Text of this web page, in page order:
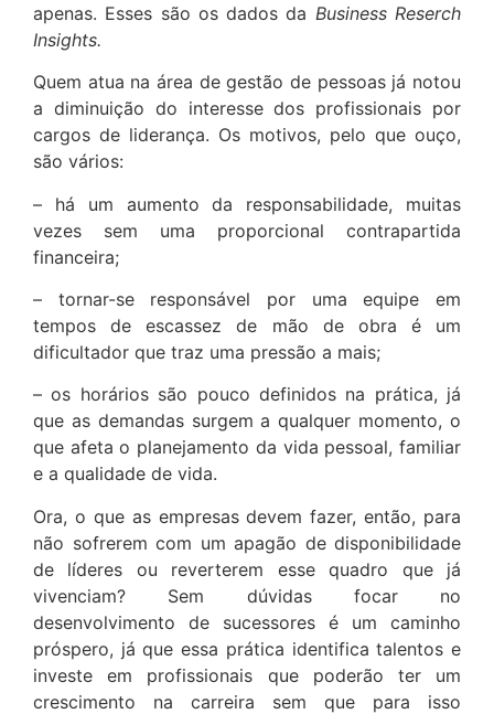
apenas. Esses são os dados da Business Reserch
Insights.
Quem atua na área de gestão de pessoas já notou
a diminuição do interesse dos profissionais por
cargos de liderança. Os motivos, pelo que ouço,
são vários:
– há um aumento da responsabilidade, muitas
vezes sem uma proporcional contrapartida
financeira;
– tornar-se responsável por uma equipe em
tempos de escassez de mão de obra é um
dificultador que traz uma pressão a mais;
– os horários são pouco definidos na prática, já
que as demandas surgem a qualquer momento, o
que afeta o planejamento da vida pessoal, familiar
e a qualidade de vida.
Ora, o que as empresas devem fazer, então, para
não sofrerem com um apagão de disponibilidade
de líderes ou reverterem esse quadro que já
vivenciam? Sem dúvidas focar no
desenvolvimento de sucessores é um caminho
próspero, já que essa prática identifica talentos e
investe em profissionais que poderão ter um
crescimento na carreira sem que para isso